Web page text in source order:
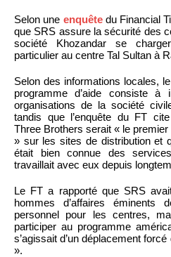
Selon une enquêtedu Financial
que SRS assure la sécurité des
société Khozandar se
particulier au centre Tal Sultan à
Selon des informations locales,
programme d’aide consiste
organisations de la société
tandis que l’enquête du FT
Three Brothers serait « le
» sur les sites de distribution et
était bien connue des
travaillait avec eux depuis
Le FT a rapporté que SRS
hommes d’affaires
personnel pour les centres,
participer au programme
s’agissait d’un déplacement
».